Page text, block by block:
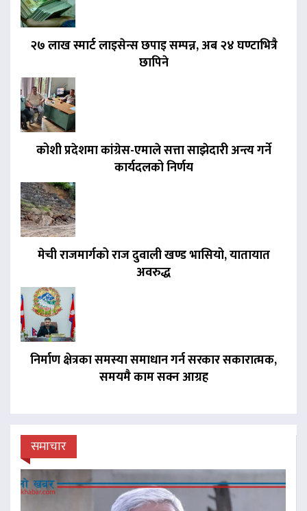
२७ लाख स्मार्ट लाइसेन्स छपाइ सम्पन्न, अब २४ घण्टाभित्रै
छापिने
कोशी प्रदेशमा कांग्रेस-एमाले सत्ता साझेदारी अन्त्य गर्ने
कार्यदलको निर्णय
मेची राजमार्गको राज दुवाली खण्ड भासियो, यातायात
अवरुद्ध
निर्माण क्षेत्रका समस्या समाधान गर्न सरकार सकारात्मक,
समयमै काम सक्न आग्रह
समाचार